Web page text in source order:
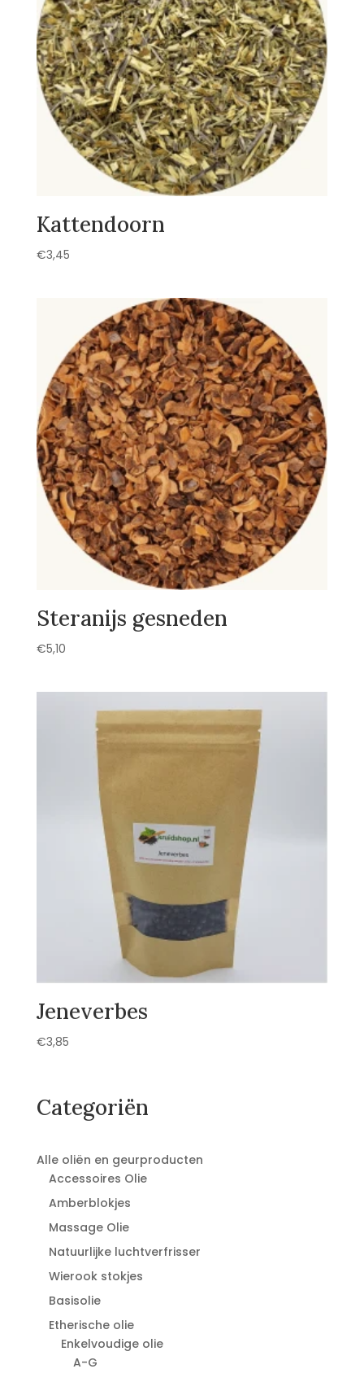
Kattendoorn
€3,45
Steranijs gesneden
€5,10
Jeneverbes
€3,85
Categoriën
Alle oliën en geurproducten
Accessoires Olie
Amberblokjes
Massage Olie
Natuurlijke luchtverfrisser
Wierook stokjes
Basisolie
Etherische olie
Enkelvoudige olie
A-G